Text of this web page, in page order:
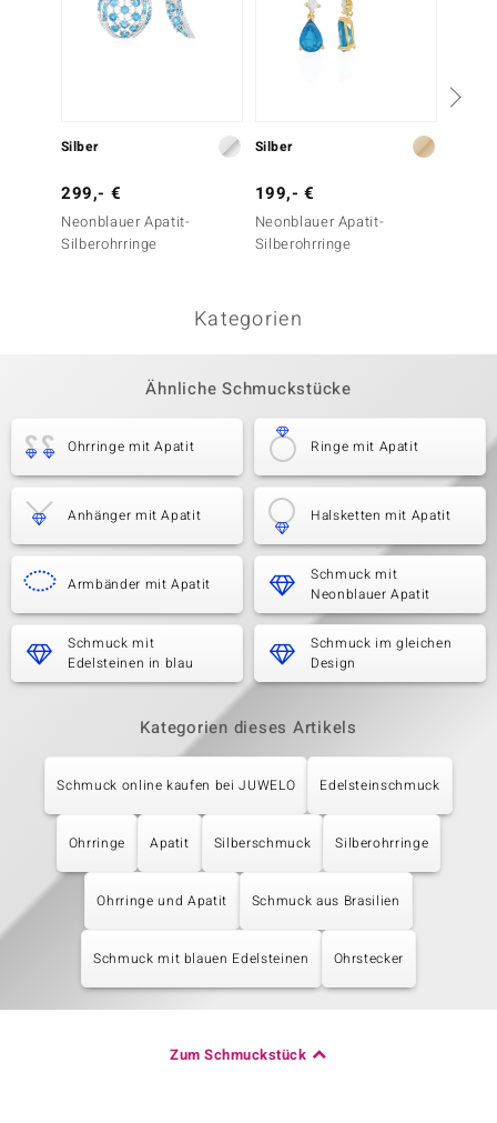
Silber
299,- €
Neonblauer Apatit-
Silberohrringe
Silber
199,- €
Neonblauer Apatit-
Silberohrringe
Kategorien
Ähnliche Schmuckstücke
Ohrringe mit Apatit Ringe mit Apatit
Anhänger mit Apatit Halsketten mit Apatit
Armbänder mit Apatit
Schmuck mit
Neonblauer Apatit
Schmuck mit
Edelsteinen in blau
Schmuck im gleichen
Design
Kategorien dieses Artikels
Schmuck online kaufen bei JUWELO Edelsteinschmuck
Ohrringe Apatit Silberschmuck Silberohrringe
Ohrringe und Apatit Schmuck aus Brasilien
Schmuck mit blauen Edelsteinen Ohrstecker
Zum Schmuckstück